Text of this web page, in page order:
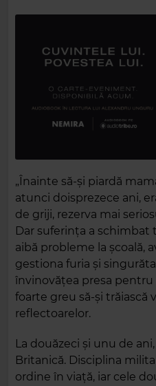
„Înainte să‑și piardă
atunci doisprezece ani,
de griji, rezerva mai
Dar suferința a schimbat
aibă probleme la școală,
gestiona furia și
învinovățea presa
foarte greu să‑și trăiască
reflectoarelor.
La douăzeci și unu de
Britanică. Disciplina
ordine în viață, iar cele